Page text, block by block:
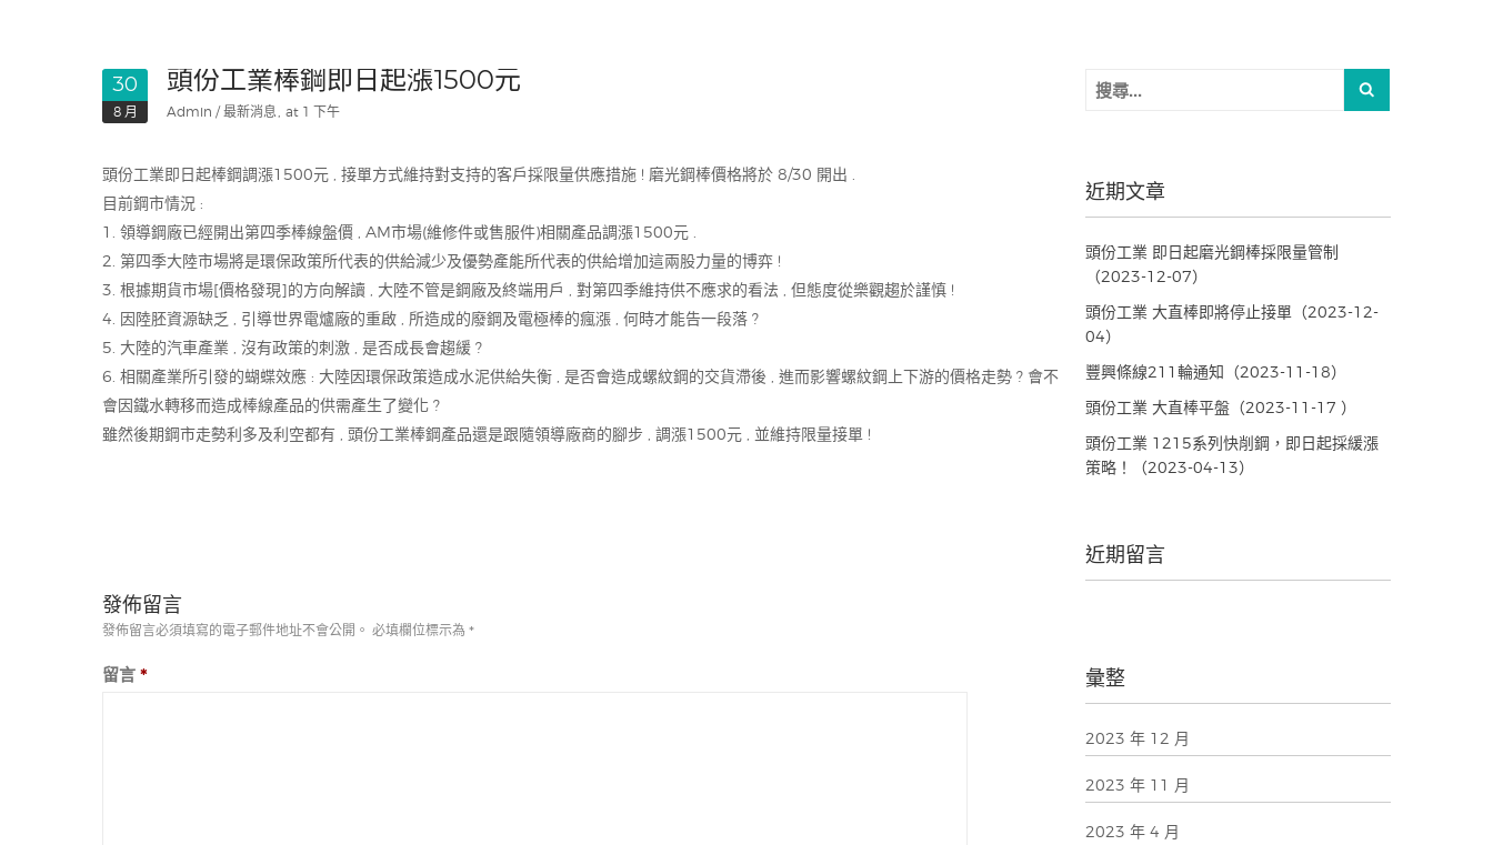
30
8 月
頭份工業棒鋼即日起漲1500元
Admin 最新消息 at 1 下午
頭份工業即日起棒鋼調漲1500元 , 接單方式維持對支持的客戶採限量供應措施 ! 磨光鋼棒價格將於 8/30 開出 .
目前鋼市情況 :
1. 領導鋼廠已經開出第四季棒線盤價 , AM市場(維修件或售服件)相關產品調漲1500元 .
2. 第四季大陸市場將是環保政策所代表的供給減少及優勢產能所代表的供給增加這兩股力量的博弈 !
3. 根據期貨市場[價格發現]的方向解讀 , 大陸不管是鋼廠及終端用戶 , 對第四季維持供不應求的看法 , 但態度從樂觀趨於謹慎 !
4. 因陸胚資源缺乏 , 引導世界電爐廠的重啟 , 所造成的廢鋼及電極棒的瘋漲 , 何時才能告一段落 ?
5. 大陸的汽車產業 , 沒有政策的刺激 , 是否成長會趨緩 ?
6. 相關產業所引發的蝴蝶效應 : 大陸因環保政策造成水泥供給失衡 , 是否會造成螺紋鋼的交貨滯後 , 進而影響螺紋鋼上下游的價格走勢 ? 會不
會因鐵水轉移而造成棒線產品的供需產生了變化 ?
雖然後期鋼市走勢利多及利空都有 , 頭份工業棒鋼產品還是跟隨領導廠商的腳步 , 調漲1500元 , 並維持限量接單 !
發佈留言
發佈留言必須填寫的電子郵件地址不會公開。 必填欄位標示為 *
留言 *
近期文章
頭份工業 即日起磨光鋼棒採限量管制
（2023-12-07）
頭份工業 大直棒即將停止接單（2023-12-
04）
豐興條線211輪通知（2023-11-18）
頭份工業 大直棒平盤（2023-11-17 ）
頭份工業 1215系列快削鋼，即日起採緩漲
策略！（2023-04-13）
近期留言
彙整
2023 年 12 月
2023 年 11 月
2023 年 4 月